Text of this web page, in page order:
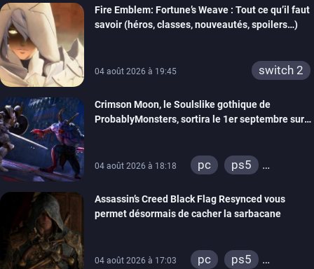
Fire Emblem: Fortune’s Weave : Tout ce qu’il faut
savoir (héros, classes, nouveautés, spoilers…)
04 août 2026 à 19:45 switch 2
Crimson Moon, le Soulslike gothique de
ProbablyMonsters, sortira le 1er septembre sur
04 août 2026 à 18:18 pc
ps5
Assassin’s Creed Black Flag Resynced vous
permet désormais de cacher la sarbacane
04 août 2026 à 17:03 pc
ps5